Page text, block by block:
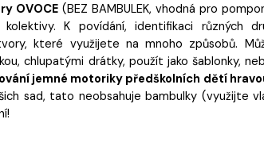
OVOCE (BEZ BAMBULEK, vhodná pro
K povídání, identifikaci různých
které využijete na mnoho způsobů.
chlupatými drátky, použít jako šablonky,
jemné motoriky předškolních dětí
sad, tato neobsahuje bambulky (využijte